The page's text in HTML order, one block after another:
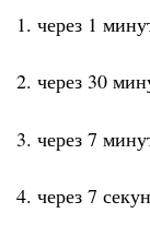
1. через 1
2. через 30
3. через 7
4. через 7